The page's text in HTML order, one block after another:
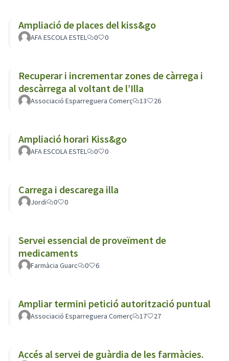
Ampliació de places del kiss&go
AFA ESCOLA ESTEL 0 0
Recuperar i incrementar zones de càrrega i
descàrrega al voltant de l’Illa
Associació Esparreguera Comerç 13 26
Ampliació horari Kiss&go
AFA ESCOLA ESTEL 0 0
Carrega i descarega illa
Jordi 0 0
Servei essencial de proveïment de
medicaments
Farmàcia Guarc 0 6
Ampliar termini petició autorització puntual
Associació Esparreguera Comerç 17 27
Accés al servei de guàrdia de les farmàcies.